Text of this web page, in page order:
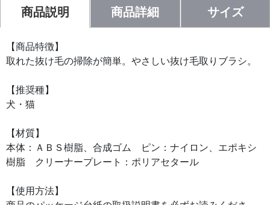
商品説明 商品詳細 サイズ
【商品特徴】
取れた抜け毛の掃除が簡単。やさしい抜け毛取りブラシ。
【推奨種】
犬・猫
【材質】
本体：ＡＢＳ樹脂、合成ゴム ピン：ナイロン、エポキシ
樹脂 クリーナープレート：ポリアセタール
【使用方法】